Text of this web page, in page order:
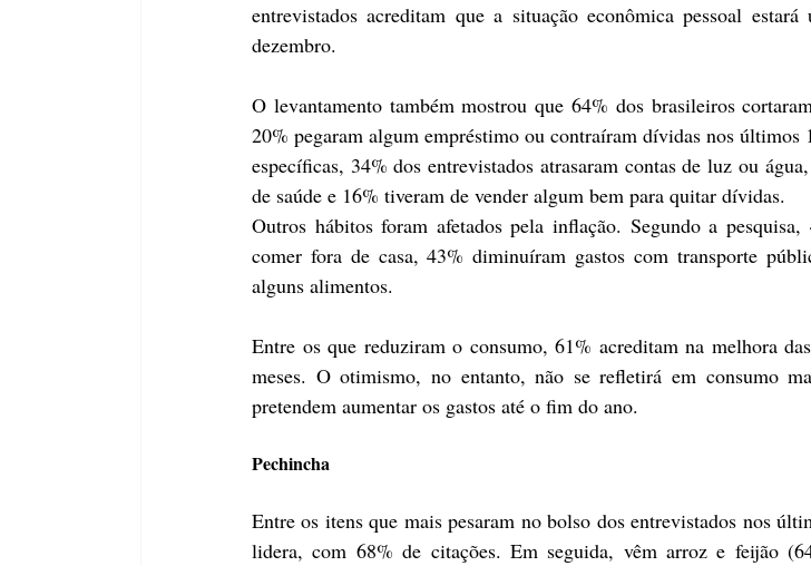
entrevistados acreditam que a situação econômica pessoal
dezembro.
O levantamento também mostrou que 64% dos brasileiros
20% pegaram algum empréstimo ou contraíram dívidas nos últimos
específicas, 34% dos entrevistados atrasaram contas de luz ou
de saúde e 16% tiveram de vender algum bem para quitar dívidas.
Outros hábitos foram afetados pela inflação. Segundo a
comer fora de casa, 43% diminuíram gastos com transporte
alguns alimentos.
Entre os que reduziram o consumo, 61% acreditam na melhora
meses. O otimismo, no entanto, não se refletirá em consumo
pretendem aumentar os gastos até o fim do ano.
Pechincha
Entre os itens que mais pesaram no bolso dos entrevistados nos
lidera, com 68% de citações. Em seguida, vêm arroz e feijão